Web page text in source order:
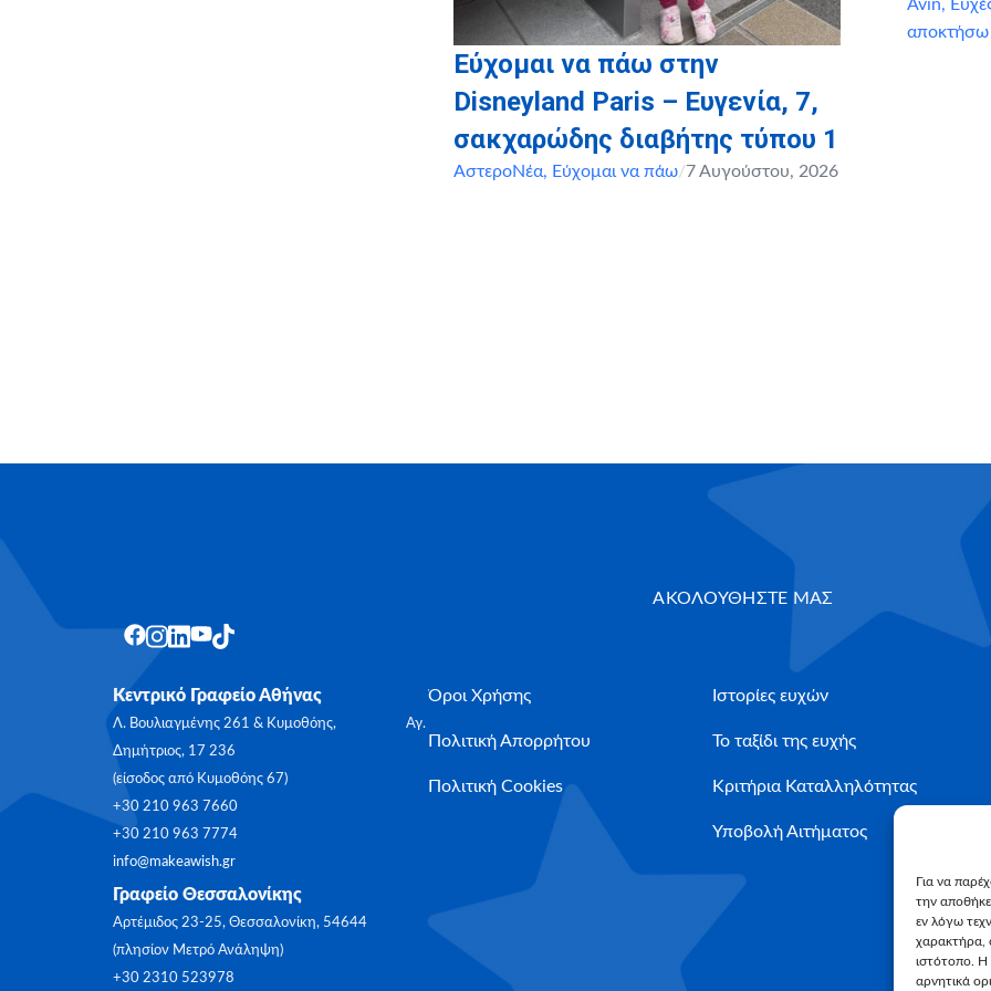
Για να
την
εν λόγω
χαρακτήρα,
ιστότοπο. Η
αρνητικά
Εύχομαι να πάω στην
Disneyland Paris – Ευγενία, 7,
σακχαρώδης διαβήτης τύπου 1
ΑστεροΝέα, Εύχομαι να πάω/7 Αυγούστου, 2026
Avin,
αποκτήσω
ΑΚΟΛΟΥΘΗΣΤΕ ΜΑΣ
Κεντρικό Γραφείο Αθήνας
Λ. Βουλιαγμένης 261 & Κυμοθόης, Αγ.
Δημήτριος, 17 236
(είσοδος από Κυμοθόης 67)
+30 210 963 7660
+30 210 963 7774
info@makeawish.gr
Γραφείο Θεσσαλονίκης
Αρτέμιδος 23-25, Θεσσαλονίκη, 54644
(πλησίον Μετρό Ανάληψη)
+30 2310 523978
Όροι Χρήσης
Πολιτική Απορρήτου
Πολιτική Cookies
Ιστορίες ευχών
Το ταξίδι της ευχής
Κριτήρια Καταλληλότητας
Υποβολή Αιτήματος